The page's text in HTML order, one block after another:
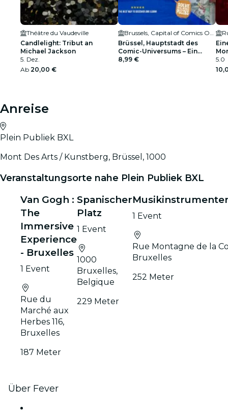
Théâtre du Vaudeville
Candlelight: Tribut an
Michael Jackson
5. Dez.
Ab 20,00 €
Brüssel, Hauptstadt des
Comic-Universums – Ein
Outdoor-Abenteuer
8,99 €
5.0
Anreise
Plein Publiek BXL
Mont Des Arts / Kunstberg, Brüssel, 1000
Veranstaltungsorte nahe Plein Publiek BXL
Van Gogh :
The
Immersive
Experience
- Bruxelles
1 Event
Rue du
Marché aux
Herbes 116,
Bruxelles
187 Meter
Spanischer
Platz
1 Event
1000
Bruxelles,
Belgique
229 Meter
1 Event
Rue Montagne de la
Bruxelles
252 Meter
Über Fever